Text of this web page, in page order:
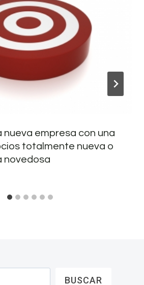
nueva empresa con una
totalmente nueva o
novedosa
BUSCAR